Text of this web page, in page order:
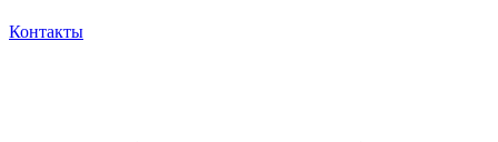
Контакты